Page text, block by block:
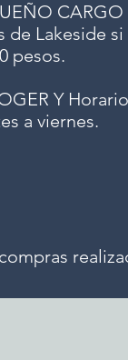
de Lakeside
pesos.
Y
a viernes.